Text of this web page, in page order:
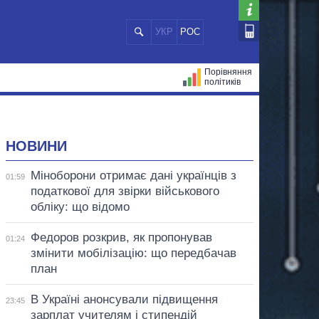
УКР РОС
Порівняння
політиків
НОВИНИ
01:59
Міноборони отримає дані українців з
податкової для звірки військового
обліку: що відомо
01:24
Федоров розкрив, як пропонував
змінити мобілізацію: що передбачав
план
23:45
В Україні анонсували підвищення
зарплат учителям і стипендій